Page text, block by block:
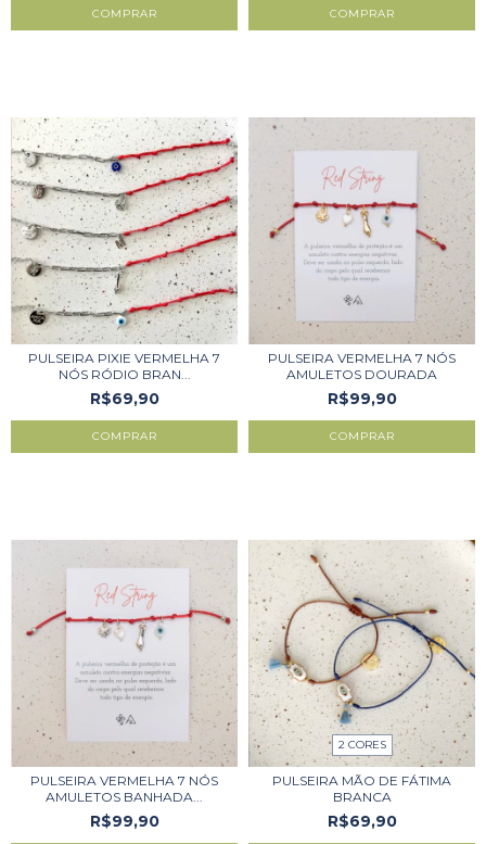
COMPRAR COMPRAR
PULSEIRA PIXIE VERMELHA 7
NÓS RÓDIO BRAN...
R$69,90
COMPRAR
PULSEIRA VERMELHA 7 NÓS
AMULETOS DOURADA
R$99,90
PULSEIRA VERMELHA 7 NÓS
AMULETOS BANHADA...
R$99,90
2 CORES
PULSEIRA MÃO DE FÁTIMA
BRANCA
R$69,90